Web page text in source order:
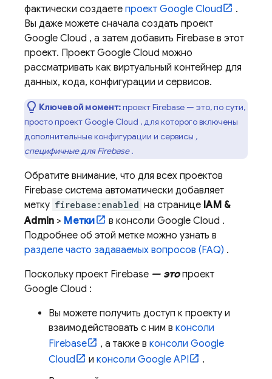
фактически создаете проект Google Cloud
.
Вы даже можете сначала создать проект
Google Cloud , а затем добавить Firebase в этот
проект. Проект Google Cloud можно
рассматривать как виртуальный контейнер для
данных, кода, конфигурации и сервисов.
Ключевой момент:проект Firebase — это, по сути,
просто проект Google Cloud , для которого включены
дополнительные конфигурации и сервисы ,
специфичные для Firebase.
Обратите внимание, что для всех проектов
Firebase система автоматически добавляет
метку firebase:enabled на странице IAM &
Admin > Метки в консоли Google Cloud .
Подробнее об этой метке можно узнать в
разделе часто задаваемых вопросов (FAQ) .
Поскольку проект Firebase — этопроект
Google Cloud :
Вы можете получить доступ к проекту и
взаимодействовать с ним в консоли
Firebase
, а также в консоли Google
Cloud
и консоли Google API
.